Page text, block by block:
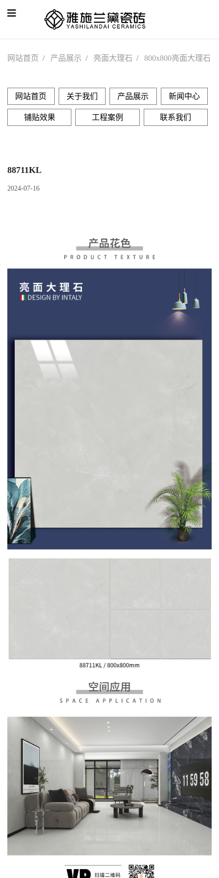
网站首页 产品展示 亮面大理石 800x800亮面大理石
网站首页 关于我们 产品展示 新闻中心
铺贴效果 工程案例 联系我们
88711KL
2024-07-16